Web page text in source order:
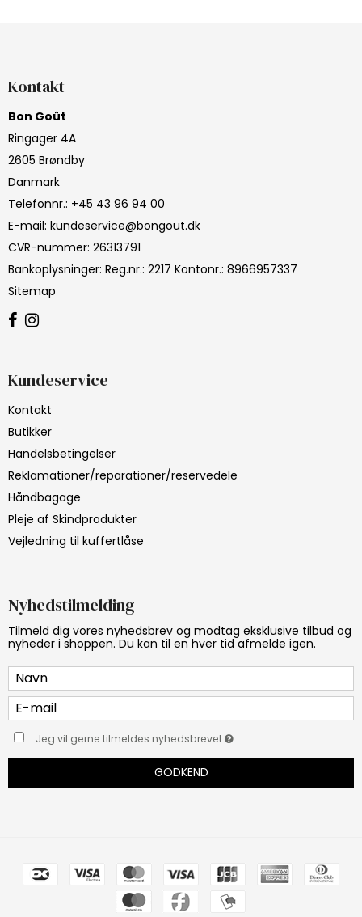
Kontakt
Bon Goût
Ringager 4A
2605 Brøndby
Danmark
Telefonnr.: +45 43 96 94 00
E-mail: kundeservice@bongout.dk
CVR-nummer: 26313791
Bankoplysninger: Reg.nr.: 2217 Kontonr.: 8966957337
Sitemap
Kundeservice
Kontakt
Butikker
Handelsbetingelser
Reklamationer/reparationer/reservedele
Håndbagage
Pleje af Skindprodukter
Vejledning til kuffertlåse
Nyhedstilmelding
Tilmeld dig vores nyhedsbrev og modtag eksklusive tilbud og
nyheder i shoppen. Du kan til en hver tid afmelde igen.
Jeg vil gerne tilmeldes nyhedsbrevet
GODKEND